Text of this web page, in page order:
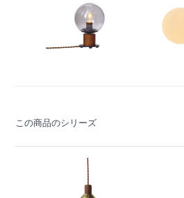
この商品のシリーズ